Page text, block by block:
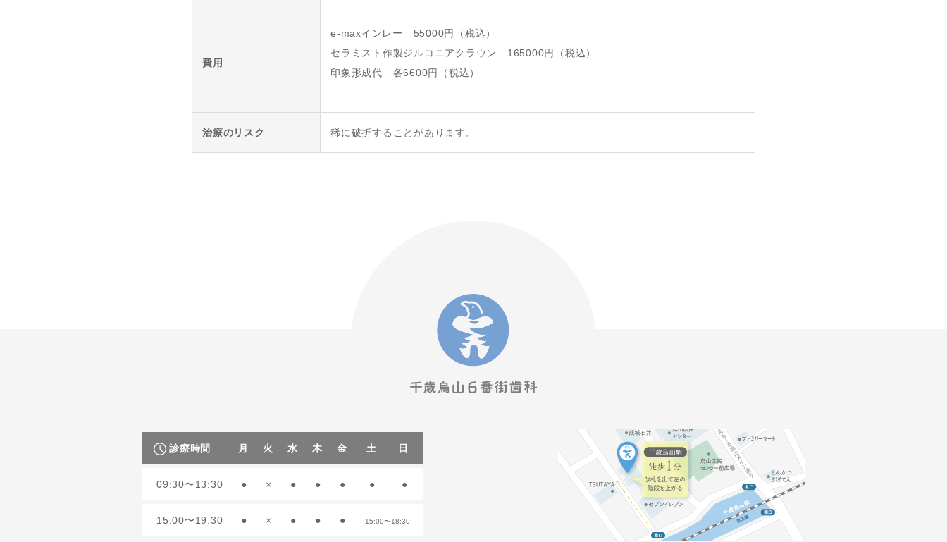
費用
e-maxインレー 55000円（税込）
セラミスト作製ジルコニアクラウン 165000円（税込）
印象形成代 各6600円（税込）
治療のリスク 稀に破折することがあります。
診療時間 月 火 水 木 金 土 日
09:30〜13:30 ● × ● ● ● ● ●
15:00〜19:30 ● × ● ● ● 15:00〜18:30